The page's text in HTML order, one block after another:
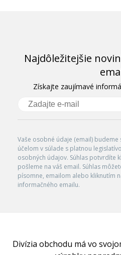
Najdôležitejšie
Získajte zaujímavé
Vaše osobné údaje (email)
účelom v súlade s platnou
osobných údajov. Súhlas potvrdíte
pošleme na váš email. Súhlas
písomne, emailom alebo kliknutím
informačného emailu.
Divízia obchodu má vo